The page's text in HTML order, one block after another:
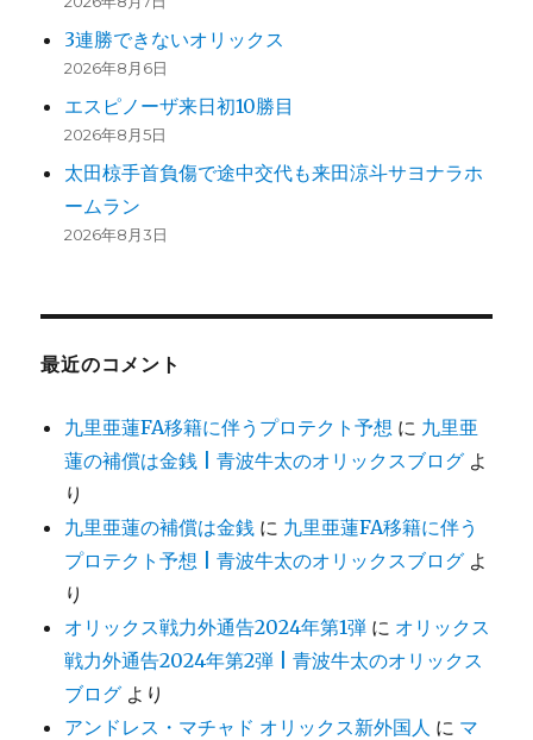
3連勝できないオリックス
2026年8月6日
エスピノーザ来日初10勝目
2026年8月5日
太田椋手首負傷で途中交代も来田涼斗サヨナラホ
ームラン
2026年8月3日
最近のコメント
九里亜蓮FA移籍に伴うプロテクト予想 に 九里亜
蓮の補償は金銭 | 青波牛太のオリックスブログ よ
り
九里亜蓮の補償は金銭 に 九里亜蓮FA移籍に伴う
プロテクト予想 | 青波牛太のオリックスブログ よ
り
オリックス戦力外通告2024年第1弾 に オリックス
戦力外通告2024年第2弾 | 青波牛太のオリックス
ブログ より
アンドレス・マチャド オリックス新外国人 に マ